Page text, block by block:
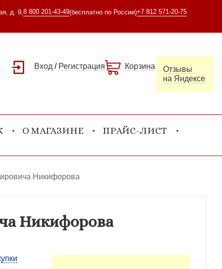
д. 9, 8 800 201-43-49(бесплатно по России)+7 812 571-20-75
Вход / Регистрация Корзина
Отзывы
на Яндексе
О МАГАЗИНЕ ПРАЙС-ЛИСТ
Никифорова
Никифорова